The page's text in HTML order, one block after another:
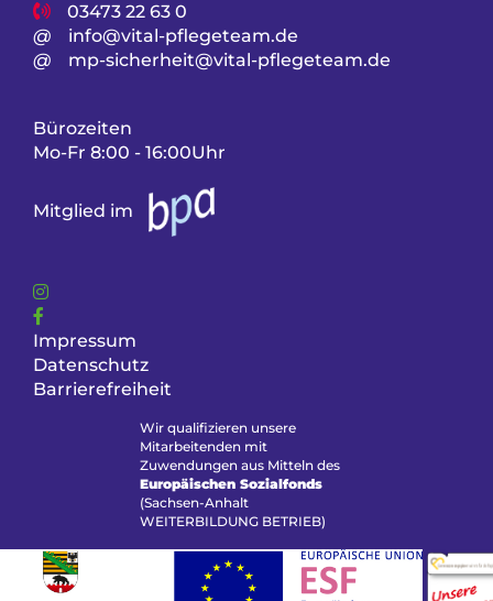
03473 22 63 0
@
info@vital-pflegeteam.de
@
mp-sicherheit@vital-pflegeteam.de
Bürozeiten
Mo-Fr 8:00 - 16:00Uhr
Mitglied im
Impressum
Datenschutz
Barrierefreiheit
Wir qualifizieren unsere
Mitarbeitenden mit
Zuwendungen aus Mitteln des
Europäischen Sozialfonds
(Sachsen-Anhalt
WEITERBILDUNG BETRIEB)